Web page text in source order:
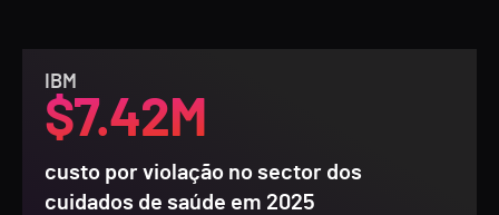
IBM
$7.42M
custo por violação no sector dos
cuidados de saúde em 2025